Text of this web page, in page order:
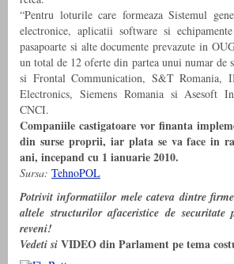
“Pentru loturile care formeaza Sistemul
electronice, aplicatii software si
pasapoarte si alte documente prevazute in
un total de 12 oferte din partea unui numar de
si Frontal Communication, S&T Romania,
Electronics, Siemens Romania si Asesoft
CNCI.
Companiile castigatoare vor finanta
din surse proprii, iar plata se va face in
ani, incepand cu 1 ianuarie 2010.
Sursa: TehnoPOL
Potrivit informatiilor mele cateva dintre
altele structurilor afaceristice de securitate
reveni!
Vedeti si VIDEO din Parlament pe tema